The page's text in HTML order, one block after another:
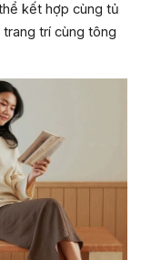
kết hợp cùng tủ
trí cùng tông